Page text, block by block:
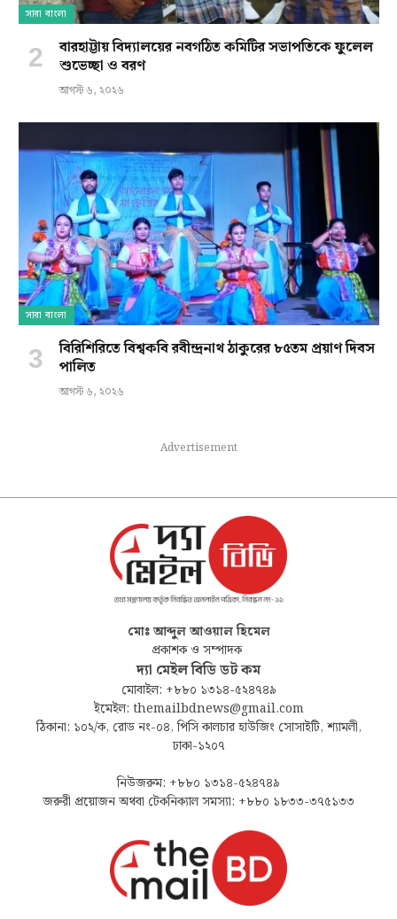
সারা বাংলা
বারহাট্টায় বিদ্যালয়ের নবগঠিত কমিটির সভাপতিকে ফুলেল
শুভেচ্ছা ও বরণ
আগস্ট ৬, ২০২৬
সারা বাংলা
বিরিশিরিতে বিশ্বকবি রবীন্দ্রনাথ ঠাকুরের ৮৫তম প্রয়াণ দিবস
পালিত
আগস্ট ৬, ২০২৬
Advertisement
মোঃ আব্দুল আওয়াল হিমেল
প্রকাশক ও সম্পাদক
দ্যা মেইল বিডি ডট কম
মোবাইল: +৮৮০ ১৩১৪-৫২৪৭৪৯
ইমেইল: themailbdnews@gmail.com
ঠিকানা: ১০২/ক, রোড নং-০৪, পিসি কালচার হাউজিং সোসাইটি, শ্যামলী,
ঢাকা-১২০৭
নিউজরুম: +৮৮০ ১৩১৪-৫২৪৭৪৯
জরুরী প্রয়োজন অথবা টেকনিক্যাল সমস্যা: +৮৮০ ১৮৩৩-৩৭৫১৩৩